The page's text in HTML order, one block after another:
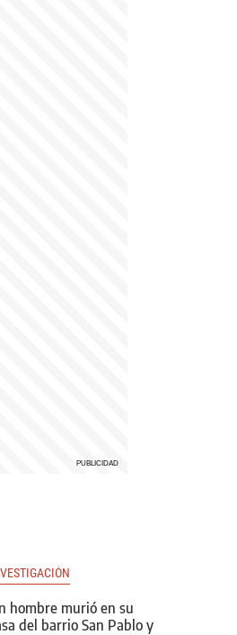
hombre murió en su
del barrio San Pablo y